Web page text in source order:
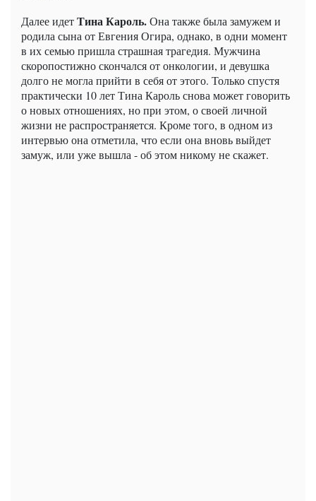
Далее идетТина Кароль.Она также была замужем и
родила сына от Евгения Огира, однако, в одни момент
в их семью пришла страшная трагедия. Мужчина
скоропостижно скончался от онкологии, и девушка
долго не могла прийти в себя от этого. Только спустя
практически 10 лет Тина Кароль снова может говорить
о новых отношениях, но при этом, о своей личной
жизни не распространяется. Кроме того, в одном из
интервью она отметила, что если она вновь выйдет
замуж, или уже вышла - об этом никому не скажет.